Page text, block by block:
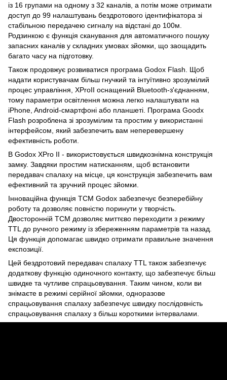
із 16 групами на одному з 32 каналів, а потім може отримати
доступ до 99 налаштувань бездротового ідентифікатора зі
стабільною передачею сигналу на відстані до 100м.
Родзинкою є функція сканування для автоматичного пошуку
запасних каналів у складних умовах зйомки, що заощадить
багато часу на підготовку.
Також продовжує розвиватися програма Godox Flash. Щоб
надати користувачам більш гнучкий та інтуїтивно зрозумілий
процес управління, XProII оснащений Bluetooth-з'єднанням,
тому параметри освітлення можна легко налаштувати на
iPhone, Android-смартфоні або планшеті. Програма Goodx
Flash розроблена зі зрозумілим та простим у використанні
інтерфейсом, який забезпечить вам неперевершену
ефективність роботи.
В Godox XPro II - використовується швидкознімна конструкція
замку. Завдяки простим натисканням, щоб встановити
передавач спалаху на місце, ця конструкція забезпечить вам
ефективний та зручний процес зйомки.
Інноваційна функція TCM Godox забезпечує безперебійну
роботу та дозволяє повністю поринути у творчість.
Двосторонній TCM дозволяє миттєво переходити з режиму
TTL до ручного режиму із збереженням параметрів та назад.
Ця функція допомагає швидко отримати правильне значення
експозиції.
Цей бездротовий передавач спалаху TTL також забезпечує
додаткову функцію одиночного контакту, що забезпечує більш
швидке та чутливе спрацьовування. Таким чином, коли ви
знімаєте в режимі серійної зйомки, одноразове
спрацьовування спалаху забезпечує швидку послідовність
спрацьовування спалаху з більш короткими інтервалами.